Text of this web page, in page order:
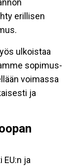
erillisen
ulkoistaa
sopimus-
voimassa
ja
ja